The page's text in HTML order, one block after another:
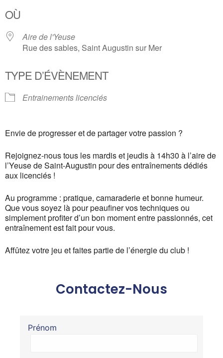
OÙ
Aire de l'Yeuse
Rue des sables, Saint Augustin sur Mer
TYPE D’ÉVÈNEMENT
Entrainements licenciés
Envie de progresser et de partager votre passion ?
Rejoignez-nous tous les mardis et jeudis à 14h30 à l’aire de
l’Yeuse de Saint-Augustin pour des entraînements dédiés
aux licenciés !
Au programme : pratique, camaraderie et bonne humeur.
Que vous soyez là pour peaufiner vos techniques ou
simplement profiter d’un bon moment entre passionnés, cet
entraînement est fait pour vous.
Affûtez votre jeu et faites partie de l’énergie du club !
Contactez-Nous
Prénom